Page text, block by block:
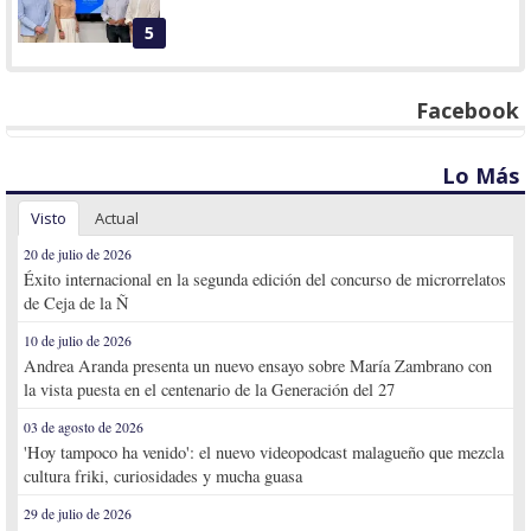
5
Facebook
Lo Más
Visto Actual
20 de julio de 2026
Éxito internacional en la segunda edición del concurso de microrrelatos
de Ceja de la Ñ
10 de julio de 2026
Andrea Aranda presenta un nuevo ensayo sobre María Zambrano con
la vista puesta en el centenario de la Generación del 27
03 de agosto de 2026
'Hoy tampoco ha venido': el nuevo videopodcast malagueño que mezcla
cultura friki, curiosidades y mucha guasa
29 de julio de 2026